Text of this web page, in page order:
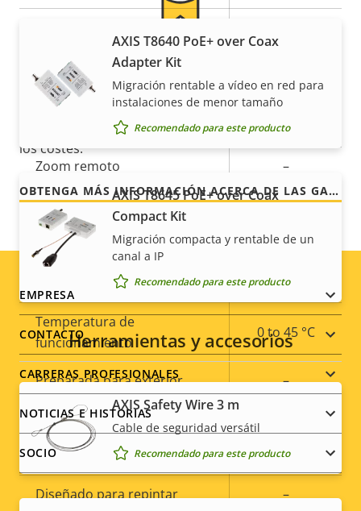
General
de
propiedad
Valor de
la
Enfoque remoto –
Zoom remoto –
Infrarrojos integrados –
Almacenamiento local
(ranura para tarjeta de
Temperatura de
funcionamiento
0 to 45 °C
Preparada para exterior –
Clasificación de vandalismo
Clasificación IP -
Diseñado para repintar –
AXIS T8640 PoE+ over Coax
Adapter Kit
Migración rentable a vídeo en red para
instalaciones de menor tamaño
Recomendado para este producto
AXIS T8645 PoE+ over Coax
Compact Kit
Migración compacta y rentable de un
canal a IP
Recomendado para este producto
Herramientas y accesorios
AXIS Safety Wire 3 m
Cable de seguridad versátil
Recomendado para este producto
Para mayor tranquilidad
Nuestra garantía de 3 años brinda a nuestros
clientes un uso sin preocupaciones y un control de
los costes.
OBTENGA MÁS INFORMACIÓN ACERCA DE LAS GARANTÍAS DE AXIS
Footer
menu
EMPRESA
CONTACTO
CARRERAS PROFESIONALES
NOTICIAS E HISTORIAS
SOCIO